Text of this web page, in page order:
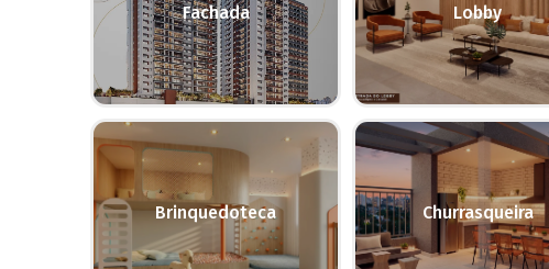
Fachada Lobby
Brinquedoteca Churrasqueira